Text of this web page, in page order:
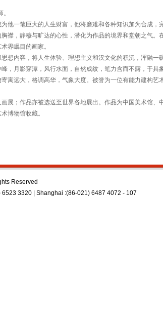
他一笔巨大的人生财富，他将磨难和各种知识加为合成，
襟，静穆与旷达的心性，潜化为作品的境界和堂朝之气。
界瞩目的画家。
想内容，将人生体验、理想主义和汉文化的积沉，浑融一
，月影穿潭，风行水面，自然成纹，笔力含而不露，于具
寓远大，格调高华，气象大度。被誉为一位有能力建构艺
展；作品亦被选送至世界各地展出。作品为中国美术馆、
博物馆收藏。
Reserved
3320 | Shanghai :(86-021) 6487 4072 - 107